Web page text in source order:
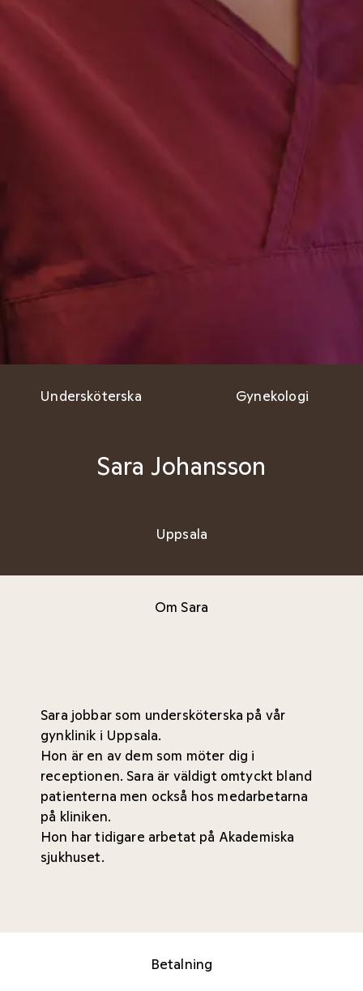
Undersköterska Gynekologi
Sara Johansson
Uppsala
Om Sara
Sara jobbar som undersköterska på vår
gynklinik i Uppsala.
Hon är en av dem som möter dig i
receptionen. Sara är väldigt omtyckt bland
patienterna men också hos medarbetarna
på kliniken.
Hon har tidigare arbetat på Akademiska
sjukhuset.
Betalning